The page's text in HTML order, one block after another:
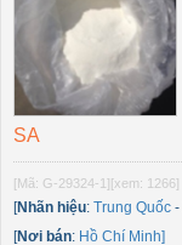
SA
[Mã: G-29324-1][xem: 1266]
[Nhãn hiệu: Trung Quốc -
[Nơi bán: Hồ Chí Minh]